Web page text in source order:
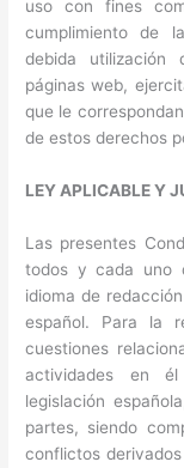
uso con fines
cumplimiento de
debida utilización
páginas web,
que le
de estos derechos
LEY APLICABLE Y
Las presentes
todos y cada uno
idioma de
español. Para la
cuestiones
actividades en
legislación
partes, siendo
conflictos